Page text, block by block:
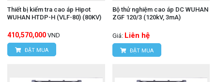
Thiết bị kiểm tra cao áp Hipot
WUHAN HTDP-H (VLF-80) (80KV)
410,570,000 VND
ĐẶT MUA
Bộ thử nghiệm cao áp DC WUHAN
ZGF 120/3 (120kV, 3mA)
Giá: Liên hệ
ĐẶT MUA